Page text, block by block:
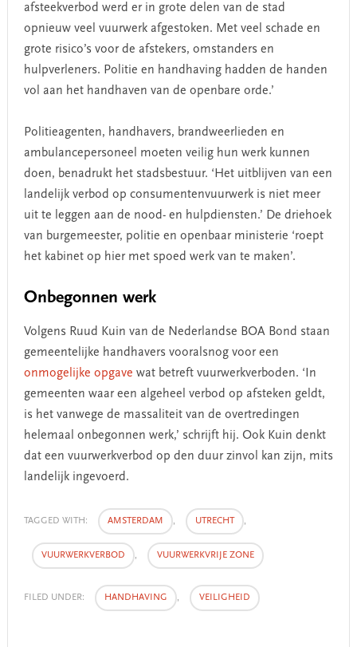
afsteekverbod werd er in grote delen van de stad
opnieuw veel vuurwerk afgestoken. Met veel schade en
grote risico’s voor de afstekers, omstanders en
hulpverleners. Politie en handhaving hadden de handen
vol aan het handhaven van de openbare orde.’
Politieagenten, handhavers, brandweerlieden en
ambulancepersoneel moeten veilig hun werk kunnen
doen, benadrukt het stadsbestuur. ‘Het uitblijven van een
landelijk verbod op consumentenvuurwerk is niet meer
uit te leggen aan de nood- en hulpdiensten.’ De driehoek
van burgemeester, politie en openbaar ministerie ‘roept
het kabinet op hier met spoed werk van te maken’.
Onbegonnen werk
Volgens Ruud Kuin van de Nederlandse BOA Bond staan
gemeentelijke handhavers vooralsnog voor een
onmogelijke opgave wat betreft vuurwerkverboden. ‘In
gemeenten waar een algeheel verbod op afsteken geldt,
is het vanwege de massaliteit van de overtredingen
helemaal onbegonnen werk,’ schrijft hij. Ook Kuin denkt
dat een vuurwerkverbod op den duur zinvol kan zijn, mits
landelijk ingevoerd.
TAGGED WITH: AMSTERDAM , UTRECHT ,
VUURWERKVERBOD , VUURWERKVRIJE ZONE
FILED UNDER: HANDHAVING , VEILIGHEID